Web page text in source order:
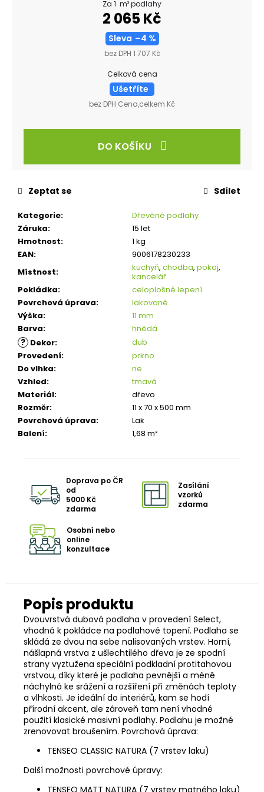
Za 1 m² podlahy
2 065 Kč
Sleva –4 %
bez DPH 1 707 Kč
Celková cena
Ušetříte
bez DPH Cena,celkem Kč
DO KOŠÍKU
Kategorie:
Dřevěné podlahy
Záruka:
15 let
Hmotnost:
1 kg
EAN:
9006178230233
Místnost: kuchyň, chodba, pokoj,
kancelář
Pokládka:
celoplošné lepení
Povrchová úprava:
lakované
Výška:
11 mm
Barva: hnědá
? Dekor:
dub
Provedení:
prkno
Do vlhka:
ne
Vzhled:
tmavá
Materiál:
dřevo
Rozměr:
11 x 70 x 500 mm
Povrchová úprava:
Lak
Balení: 1,68 m²
Zeptat se Sdílet
Doprava po ČR
od
5000 Kč
zdarma
Zasílání
vzorků
zdarma
Osobní nebo
online
konzultace
Dvouvrstvá dubová podlaha v provedení Select,
vhodná k pokládce na podlahové topení. Podlaha se
skládá ze dvou na sebe nalisovaných vrstev. Horní,
nášlapná vrstva z ušlechtilého dřeva je ze spodní
strany vyztužena speciální podkladní protitahovou
vrstvou, díky které je podlaha pevnější a méně
náchylná ke srážení a rozšíření při změnách teploty
a vlhkosti. Je ideální do interiérů, kam se hodí
přírodní akcent, ale zároveň tam není vhodné
použití klasické masivní podlahy. Podlahu je možné
zrenovovat broušením. Povrchová úprava:
TENSEO CLASSIC NATURA (7 vrstev laku)
Další možnosti povrchové úpravy:
TENSEO MATT NATURA (7 vrstev matného laku)